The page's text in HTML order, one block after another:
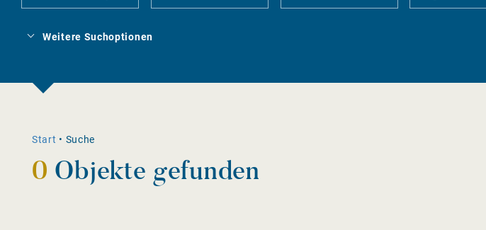
Weitere Suchoptionen
Start • Suche
0 Objekte gefunden